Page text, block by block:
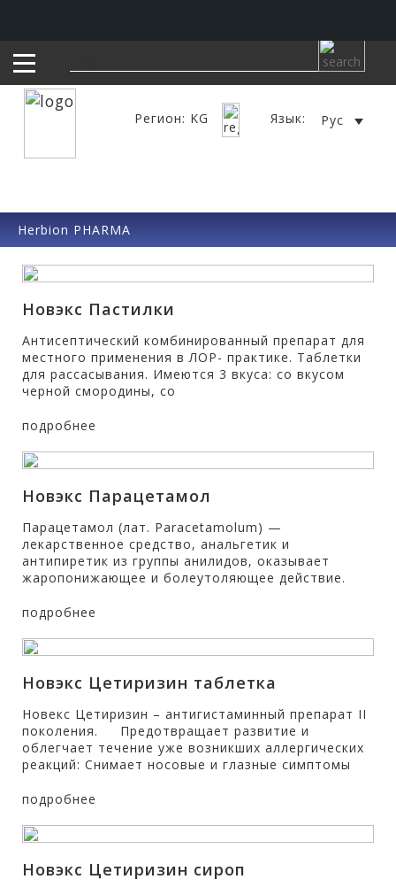
Регион: KG Язык: Рус
Herbion PHARMA
Новэкс Цетиризин сироп
Новэкс Цетиризин таблетка
Новекс Цетиризин – антигистаминный препарат II
поколения. Предотвращает развитие и
облегчает течение уже возникших аллергических
реакций: Снимает носовые и глазные симптомы
подробнее
Новэкс Парацетамол
Парацетамол (лат. Paracetamolum) —
лекарственное средство, анальгетик и
антипиретик из группы анилидов, оказывает
жаропонижающее и болеутоляющее действие.
подробнее
Новэкс Пастилки
Антисептический комбинированный препарат для
местного применения в ЛОР- практике. Таблетки
для рассасывания. Имеются 3 вкуса: со вкусом
черной смородины, со
подробнее